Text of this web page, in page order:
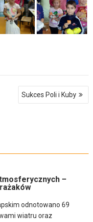
Sukces Poli i Kuby
–
odnotowano 69
wiatru oraz